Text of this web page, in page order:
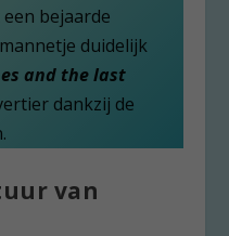
bejaarde
duidelijk
and the last
dankzij de
van